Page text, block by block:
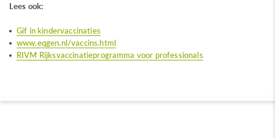
Lees ook:
Gif in kindervaccinaties
www.eqgen.nl/vaccins.html
RIVM Rijksvaccinatieprogramma voor professionals